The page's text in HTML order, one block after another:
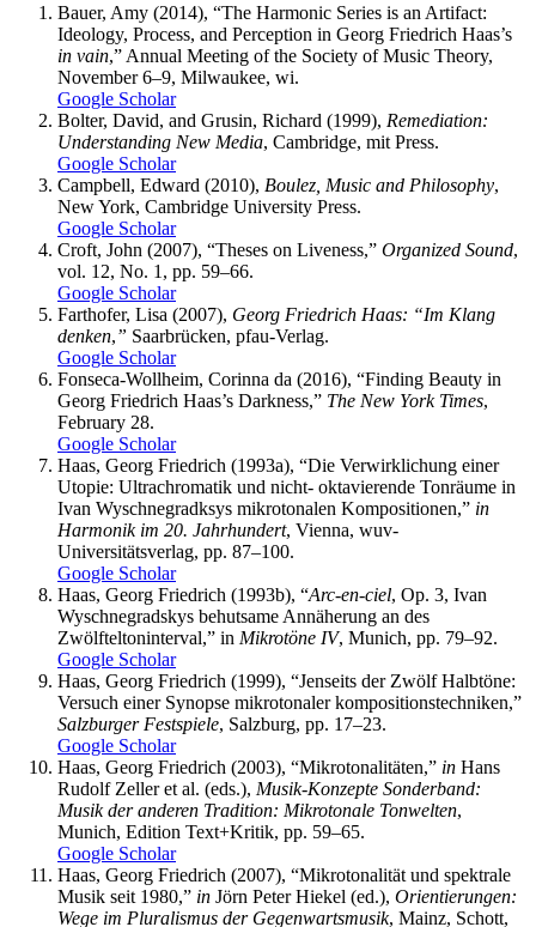
Bauer, Amy (2014), “The Harmonic Series is an Artifact:
Ideology, Process, and Perception in Georg Friedrich Haas’s
in vain,” Annual Meeting of the Society of Music Theory,
November 6–9, Milwaukee, wi.
Google Scholar
Bolter, David, and Grusin, Richard (1999), Remediation:
Understanding New Media, Cambridge, mit Press.
Google Scholar
Campbell, Edward (2010), Boulez, Music and Philosophy,
New York, Cambridge University Press.
Google Scholar
Croft, John (2007), “Theses on Liveness,” Organized Sound,
vol. 12, No. 1, pp. 59–66.
Google Scholar
Farthofer, Lisa (2007), Georg Friedrich Haas: “Im Klang
denken,” Saarbrücken, pfau-Verlag.
Google Scholar
Fonseca-Wollheim, Corinna da (2016), “Finding Beauty in
Georg Friedrich Haas’s Darkness,” The New York Times,
February 28.
Google Scholar
Haas, Georg Friedrich (1993a), “Die Verwirklichung einer
Utopie: Ultrachromatik und nicht- oktavierende Tonräume in
Ivan Wyschnegradksys mikrotonalen Kompositionen,” in
Harmonik im 20. Jahrhundert, Vienna, wuv-
Universitätsverlag, pp. 87–100.
Google Scholar
Haas, Georg Friedrich (1993b), “Arc-en-ciel, Op. 3, Ivan
Wyschnegradskys behutsame Annäherung an des
Zwölfteltoninterval,” in Mikrotöne IV, Munich, pp. 79–92.
Google Scholar
Haas, Georg Friedrich (1999), “Jenseits der Zwölf Halbtöne:
Versuch einer Synopse mikrotonaler kompositionstechniken,”
Salzburger Festspiele, Salzburg, pp. 17–23.
Google Scholar
Haas, Georg Friedrich (2003), “Mikrotonalitäten,” in Hans
Rudolf Zeller et al. (eds.), Musik-Konzepte Sonderband:
Musik der anderen Tradition: Mikrotonale Tonwelten,
Munich, Edition Text+Kritik, pp. 59–65.
Google Scholar
Haas, Georg Friedrich (2007), “Mikrotonalität und spektrale
Musik seit 1980,” in Jörn Peter Hiekel (ed.), Orientierungen:
Wege im Pluralismus der Gegenwartsmusik, Mainz, Schott,